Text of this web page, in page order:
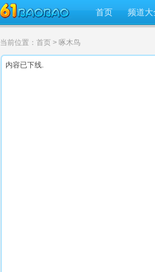
首页 频道大
当前位置： 首页 > 啄木鸟
内容已下线.